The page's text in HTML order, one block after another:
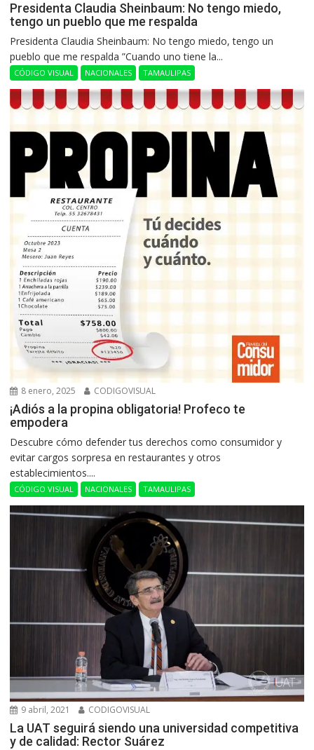
Presidenta Claudia Sheinbaum: No tengo miedo,
tengo un pueblo que me respalda
Presidenta Claudia Sheinbaum: No tengo miedo, tengo un
pueblo que me respalda ”Cuando uno tiene la...
CÓDIGO VISUAL NACIONALES TAMAULIPAS
8 enero, 2025 CODIGOVISUAL
¡Adiós a la propina obligatoria! Profeco te
empodera
Descubre cómo defender tus derechos como consumidor y
evitar cargos sorpresa en restaurantes y otros
establecimientos....
CÓDIGO VISUAL NACIONALES TAMAULIPAS
9 abril, 2021 CODIGOVISUAL
La UAT seguirá siendo una universidad competitiva
y de calidad: Rector Suárez